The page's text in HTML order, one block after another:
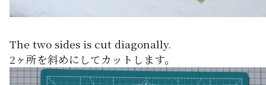
The two sides is cut diagonally.
2ヶ所を斜めにしてカットします。